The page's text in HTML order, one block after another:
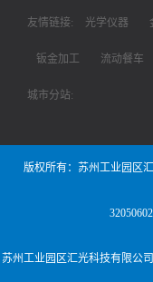
友情链接: 光学仪器
钣金加工 流动餐车
城市分站:
版权所有：苏州工业园区
苏州工业园区汇光科技有限公